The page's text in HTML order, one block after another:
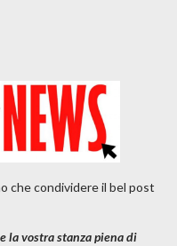
che condividere il bel post
la vostra stanza piena di